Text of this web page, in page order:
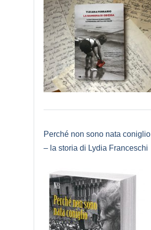
Perché non sono nata coniglio
– la storia di Lydia Franceschi